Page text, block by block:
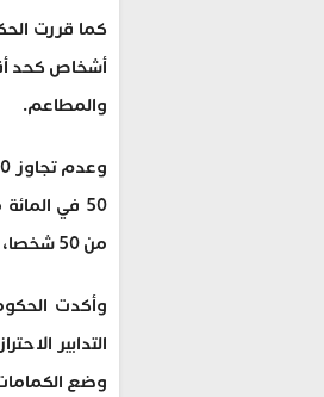
والمطاعم.
50 في
من 50 شخصا، مع إلزامية الحصول على ترخيص من لدن السلطات المحلية في حالة تجاوز هذا العدد.
وأكدت
التدابير
وضع الكمامات